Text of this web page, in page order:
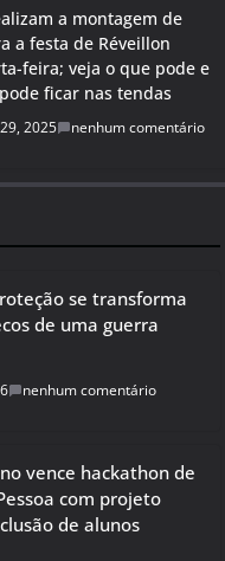
a montagem de
a festa de Réveillon
feira; veja o que pode e
ficar nas tendas
2025 nenhum comentário
se transforma
de uma guerra
nenhum comentário
vence hackathon de
com projeto
de alunos